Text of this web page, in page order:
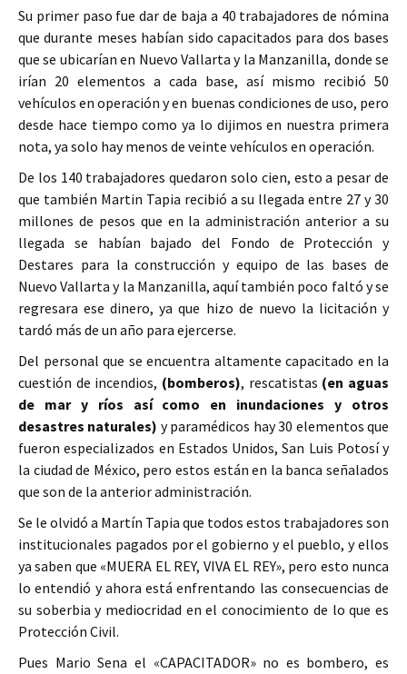
Su primer paso fue dar de baja a 40 trabajadores de nómina
que durante meses habían sido capacitados para dos bases
que se ubicarían en Nuevo Vallarta y la Manzanilla, donde se
irían 20 elementos a cada base, así mismo recibió 50
vehículos en operación y en buenas condiciones de uso, pero
desde hace tiempo como ya lo dijimos en nuestra primera
nota, ya solo hay menos de veinte vehículos en operación.
De los 140 trabajadores quedaron solo cien, esto a pesar de
que también Martin Tapia recibió a su llegada entre 27 y 30
millones de pesos que en la administración anterior a su
llegada se habían bajado del Fondo de Protección y
Destares para la construcción y equipo de las bases de
Nuevo Vallarta y la Manzanilla, aquí también poco faltó y se
regresara ese dinero, ya que hizo de nuevo la licitación y
tardó más de un año para ejercerse.
Del personal que se encuentra altamente capacitado en la
cuestión de incendios, (bomberos), rescatistas (en aguas
de mar y ríos así como en inundaciones y otros
desastres naturales) y paramédicos hay 30 elementos que
fueron especializados en Estados Unidos, San Luis Potosí y
la ciudad de México, pero estos están en la banca señalados
que son de la anterior administración.
Se le olvidó a Martín Tapia que todos estos trabajadores son
institucionales pagados por el gobierno y el pueblo, y ellos
ya saben que «MUERA EL REY, VIVA EL REY», pero esto nunca
lo entendió y ahora está enfrentando las consecuencias de
su soberbia y mediocridad en el conocimiento de lo que es
Protección Civil.
Pues Mario Sena el «CAPACITADOR» no es bombero, es